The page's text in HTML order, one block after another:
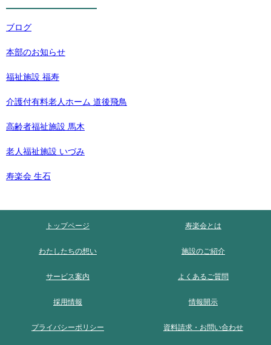
ブログ
本部のお知らせ
福祉施設 福寿
介護付有料老人ホーム 道後飛鳥
高齢者福祉施設 馬木
老人福祉施設 いづみ
寿楽会 生石
トップページ 寿楽会とは
わたしたちの想い 施設のご紹介
サービス案内 よくあるご質問
採用情報 情報開示
プライバシーポリシー 資料請求・お問い合わせ